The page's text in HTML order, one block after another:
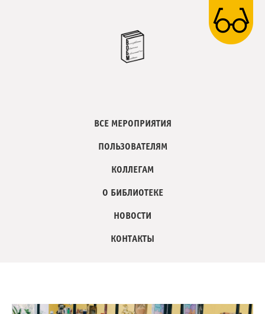
ВСЕ МЕРОПРИЯТИЯ
ПОЛЬЗОВАТЕЛЯМ
КОЛЛЕГАМ
О БИБЛИОТЕКЕ
НОВОСТИ
КОНТАКТЫ